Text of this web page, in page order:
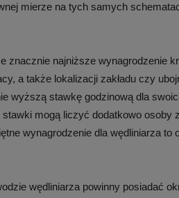
mierze na tych samych
najniższe wynagrodzenie
a także lokalizacji zakładu czy
wyższą stawkę godzinową dla
mogą liczyć dodatkowo osoby
wynagrodzenie dla wędliniarza to
wędliniarza powinny posiadać